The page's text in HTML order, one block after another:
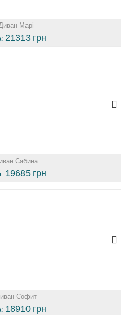
Марі
21313 грн
Сабина
19685 грн
Софит
18910 грн